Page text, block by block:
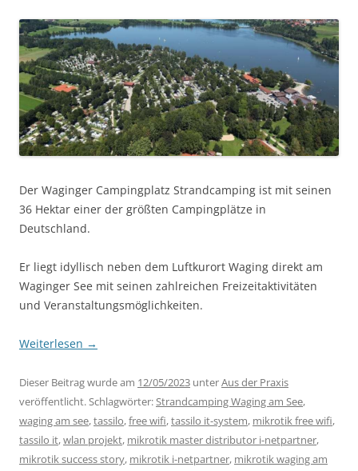
Der Waginger Campingplatz Strandcamping ist mit seinen
36 Hektar einer der größten Campingplätze in
Deutschland.
Er liegt idyllisch neben dem Luftkurort Waging direkt am
Waginger See mit seinen zahlreichen Freizeitaktivitäten
und Veranstaltungsmöglichkeiten.
Weiterlesen →
Dieser Beitrag wurde am 12/05/2023 unterAus der Praxis
veröffentlicht. Schlagwörter:Strandcamping Waging am See,
waging am see,tassilo,free wifi,tassilo it-system, mikrotik free wifi,
tassilo it,wlan projekt, mikrotik master distributor i-netpartner,
mikrotik success story, mikrotik i-netpartner, mikrotik waging am